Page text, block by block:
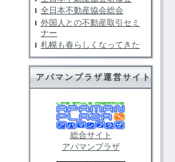
全日本不動産協会総会
外国人との不動産取引セミ
ナー
札幌も春らしくなってきた
アパマンプラザ運営サイト
総合サイト
アパマンプラザ